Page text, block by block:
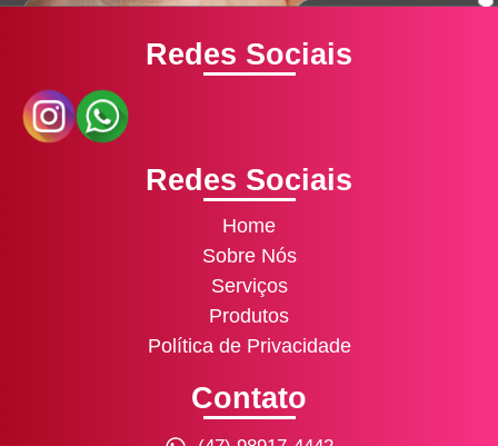
Redes Sociais
Redes Sociais
Home
Sobre Nós
Serviços
Produtos
Política de Privacidade
Contato